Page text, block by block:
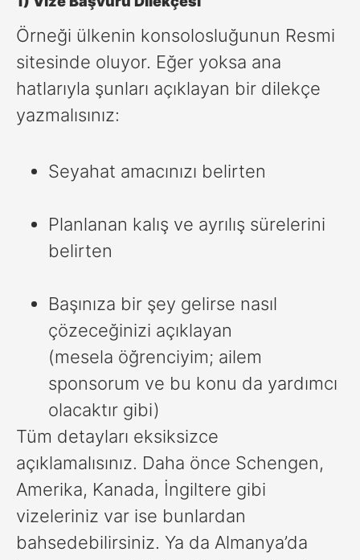
Örneği ülkenin konsolosluğunun Resmi
sitesinde oluyor. Eğer yoksa ana
hatlarıyla şunları açıklayan bir dilekçe
yazmalısınız:
Seyahat amacınızı belirten
Planlanan kalış ve ayrılış sürelerini
belirten
Başınıza bir şey gelirse nasıl
çözeceğinizi açıklayan
(mesela öğrenciyim; ailem
sponsorum ve bu konu da yardımcı
olacaktır gibi)
Tüm detayları eksiksizce
açıklamalısınız. Daha önce Schengen,
Amerika, Kanada, İngiltere gibi
vizeleriniz var ise bunlardan
bahsedebilirsiniz. Ya da Almanya’da